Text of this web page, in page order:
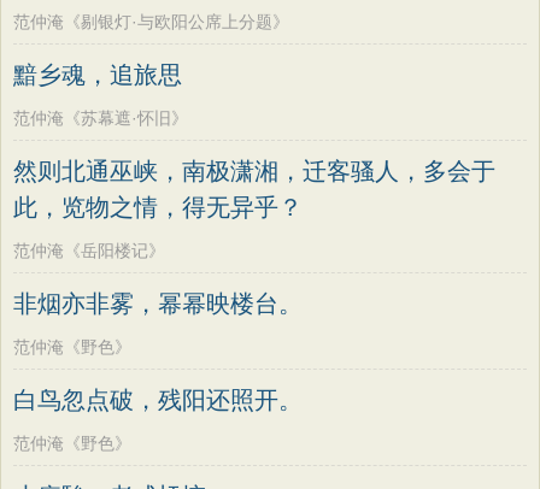
范仲淹《剔银灯·与欧阳公席上分题》
黯乡魂，追旅思
范仲淹《苏幕遮·怀旧》
然则北通巫峡，南极潇湘，迁客骚人，多会于
此，览物之情，得无异乎？
范仲淹《岳阳楼记》
非烟亦非雾，幂幂映楼台。
范仲淹《野色》
白鸟忽点破，残阳还照开。
范仲淹《野色》